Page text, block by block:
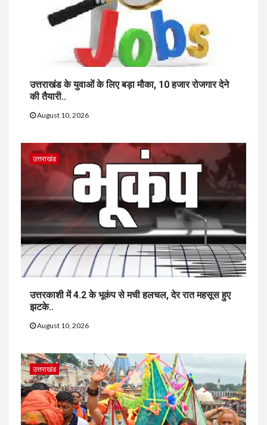
उत्तराखंड के युवाओं के लिए बड़ा मौका, 10 हजार रोजगार देने
की तैयारी..
August 10, 2026
उत्तराखंड
उत्तरकाशी में 4.2 के भूकंप से मची हलचल, देर रात महसूस हुए
झटके..
August 10, 2026
उत्तराखंड